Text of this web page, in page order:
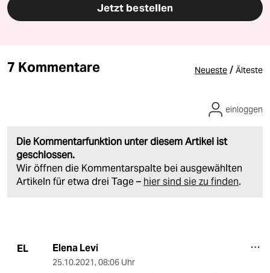
Jetzt bestellen
7 Kommentare Neueste / Älteste
Die Kommentarfunktion unter diesem Artikel ist
geschlossen.
Wir öffnen die Kommentarspalte bei ausgewählten
Artikeln für etwa drei Tage – hier sind sie zu finden.
einloggen
EL Elena Levi
25.10.2021, 08:06 Uhr